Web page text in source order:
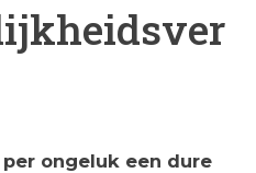
ongeluk een dure